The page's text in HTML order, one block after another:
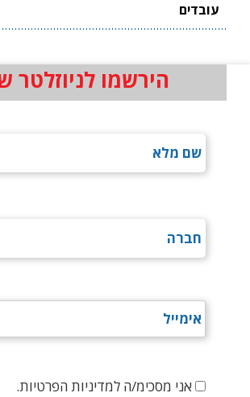
עובדים
הירשמו לניוזלטר
אני מסכימ/ה למדיניות הפרטיות.